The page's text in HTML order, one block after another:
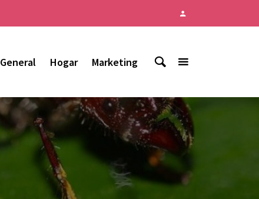
General Hogar Marketing